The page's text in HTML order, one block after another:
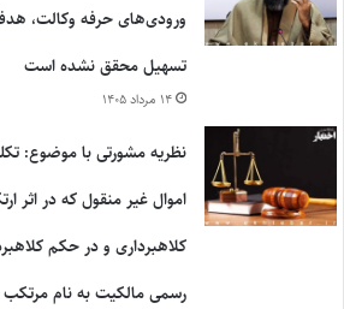
ورودی‌های حرفه وکالت،
تسهیل محقق نشده است
۱۴ مرداد ۱۴۰۵
نظریه مشورتی با موضوع:
اموال غیر منقول که در اثر
کلاهبرداری و در حکم
رسمی مالکیت به نام